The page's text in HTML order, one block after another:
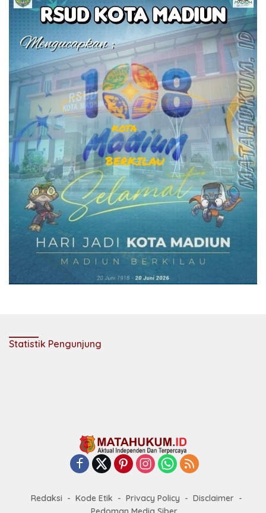
Statistik Pengunjung
Redaksi Kode Etik Privacy Policy
Disclaimer